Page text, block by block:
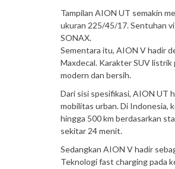
Tampilan AION UT semakin
ukuran 225/45/17. Sentuhan
SONAX.
Sementara itu, AION V hadir
Maxdecal. Karakter SUV
modern dan bersih.
Dari sisi spesifikasi, AION UT
mobilitas urban. Di Indonesia,
hingga 500 km berdasarkan
sekitar 24 menit.
Sedangkan AION V hadir
Teknologi fast charging pada